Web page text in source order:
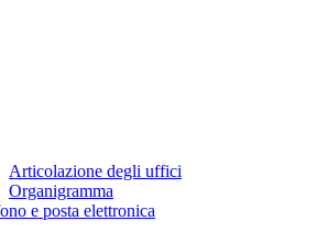
Articolazione degli uffici
Organigramma
e posta elettronica